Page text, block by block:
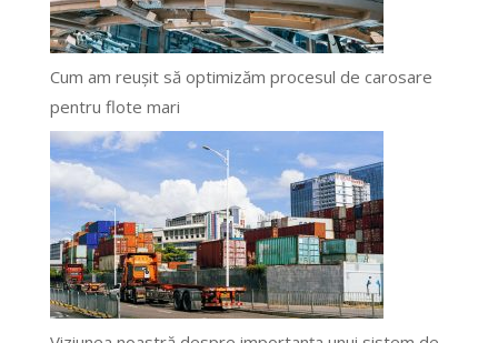
Cum am reușit să optimizăm procesul de carosare
pentru flote mari